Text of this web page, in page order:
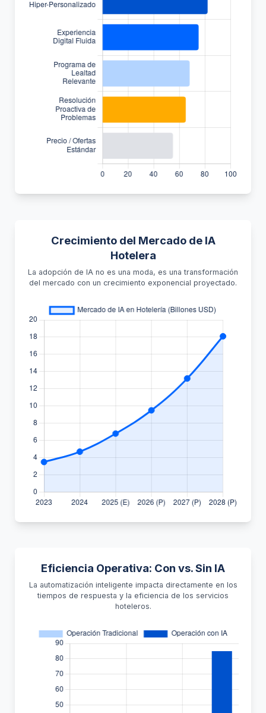
Crecimiento del Mercado de IA
Hotelera
La adopción de IA no es una moda, es una transformación
del mercado con un crecimiento exponencial proyectado.
Eficiencia Operativa: Con vs. Sin IA
La automatización inteligente impacta directamente en los
tiempos de respuesta y la eficiencia de los servicios
hoteleros.